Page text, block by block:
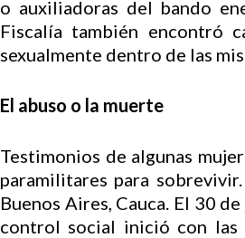
o auxiliadoras del bando
Fiscalía también encontró
sexualmente dentro de las
El abuso o la muerte
Testimonios de algunas
paramilitares para
Buenos Aires, Cauca. El 30
control social inició con las